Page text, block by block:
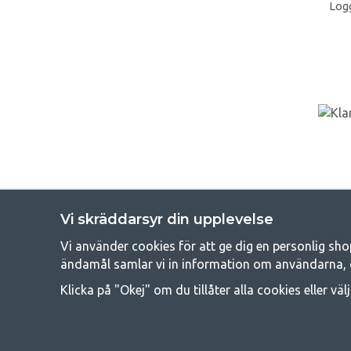
råd med att campa så därför erbjuder vi riktigt bra
Vi skräddarsyr din upplevelse
Vi använder cookies för att ge dig en personlig
ändamål samlar vi in information om användarna,
Klicka på "Okej" om du tillåter alla cookies eller